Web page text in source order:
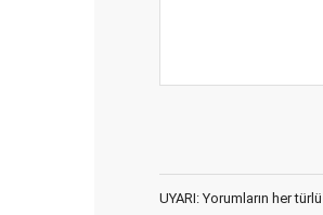
UYARI: Yorumların her